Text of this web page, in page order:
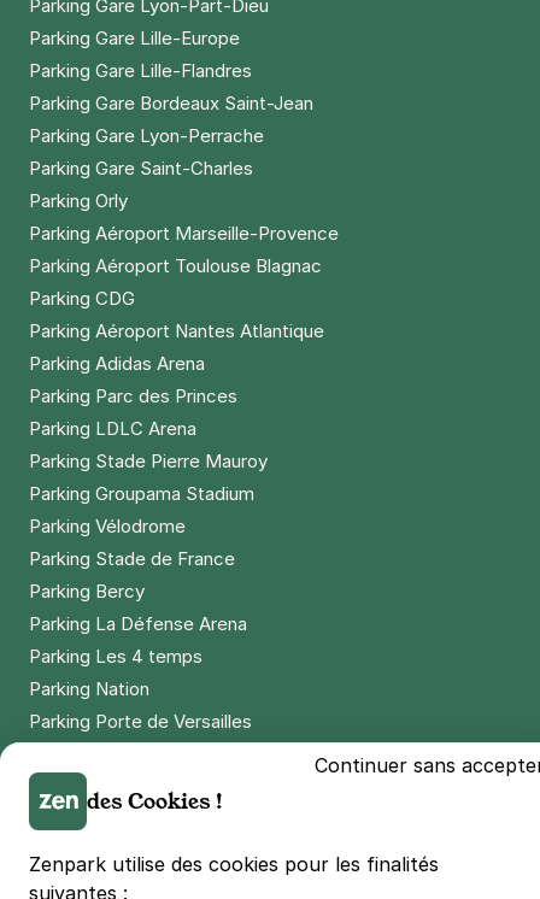
Parking Gare Lyon-Part-Dieu
Parking Gare Lille-Europe
Parking Gare Lille-Flandres
Parking Gare Bordeaux Saint-Jean
Parking Gare Lyon-Perrache
Parking Gare Saint-Charles
Parking Orly
Parking Aéroport Marseille-Provence
Parking Aéroport Toulouse Blagnac
Parking CDG
Parking Aéroport Nantes Atlantique
Parking Adidas Arena
Parking Parc des Princes
Parking LDLC Arena
Parking Stade Pierre Mauroy
Parking Groupama Stadium
Parking Vélodrome
Parking Stade de France
Parking Bercy
Parking La Défense Arena
Parking Les 4 temps
Parking Nation
Parking Porte de Versailles
Parking Euralille
Parking Casino Barrière Lille
Continuer sans
des Cookies !
Zenpark utilise des cookies pour les finalités
suivantes :